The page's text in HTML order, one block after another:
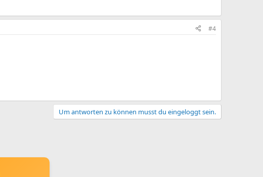
#4
Um antworten zu können musst du eingeloggt sein.